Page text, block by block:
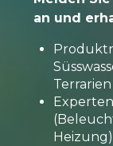
an und
Terrarien
Heizung)